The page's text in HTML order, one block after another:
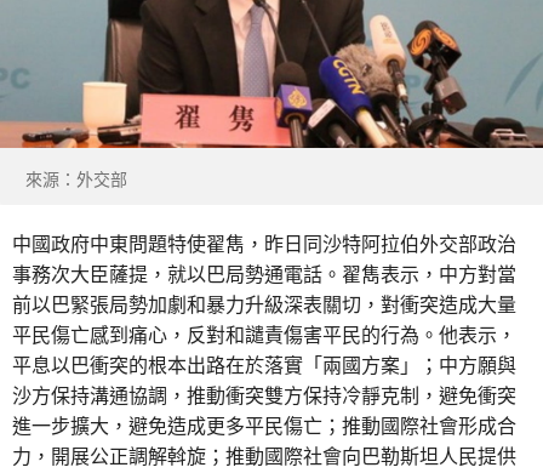
來源：外交部
中國政府中東問題特使翟雋，昨日同沙特阿拉伯外交部政治
事務次大臣薩提，就以巴局勢通電話。翟雋表示，中方對當
前以巴緊張局勢加劇和暴力升級深表關切，對衝突造成大量
平民傷亡感到痛心，反對和譴責傷害平民的行為。他表示，
平息以巴衝突的根本出路在於落實「兩國方案」；中方願與
沙方保持溝通協調，推動衝突雙方保持冷靜克制，避免衝突
進一步擴大，避免造成更多平民傷亡；推動國際社會形成合
力，開展公正調解斡旋；推動國際社會向巴勒斯坦人民提供